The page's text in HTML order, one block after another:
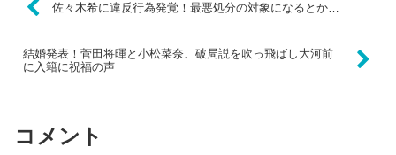
佐々木希に違反行為発覚！最悪処分の対象になるとか…
結婚発表！菅田将暉と小松菜奈、破局説を吹っ飛ばし大河前
に入籍に祝福の声
コメント